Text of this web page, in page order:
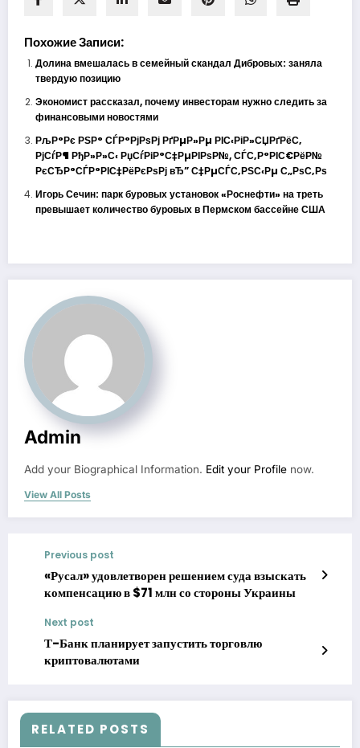
Похожие Записи:
Долина вмешалась в семейный скандал Дибровых: заняла
твердую позицию
Экономист рассказал, почему инвесторам нужно следить за
финансовыми новостями
РљР°Рє РЅР° СЃР°РјРѕРј РґРµР»Рµ РІС‹РіР»СЏРґРёС‚
РјСѓР¶ РђР»Р»С‹ РџСѓРіР°С‡РµРІРѕР№, СЃС‚Р°РІС€РёР№
РєСЂР°СЃР°РІС‡РёРєРѕРј вЂ” С‡РµСЃС‚РЅС‹Рµ С„РѕС‚Рѕ
Игорь Сечин: парк буровых установок «Роснефти» на треть
превышает количество буровых в Пермском бассейне США
Admin
Add your Biographical Information. Edit your Profile now.
View All Posts
Previous post
«Русал» удовлетворен решением суда взыскать
компенсацию в $71 млн со стороны Украины
Next post
Т-Банк планирует запустить торговлю
криптовалютами
RELATED POSTS